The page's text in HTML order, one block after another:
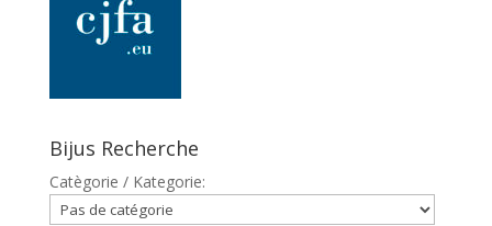
Bijus Recherche
Catègorie / Kategorie: